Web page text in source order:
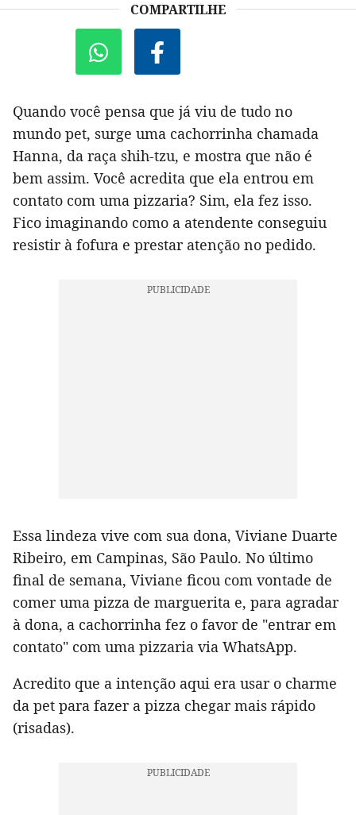
COMPARTILHE
Quando você pensa que já viu de tudo no
mundo pet, surge uma cachorrinha chamada
Hanna, da raça shih-tzu, e mostra que não é
bem assim. Você acredita que ela entrou em
contato com uma pizzaria? Sim, ela fez isso.
Fico imaginando como a atendente conseguiu
resistir à fofura e prestar atenção no pedido.
Essa lindeza vive com sua dona, Viviane Duarte
Ribeiro, em Campinas, São Paulo. No último
final de semana, Viviane ficou com vontade de
comer uma pizza de marguerita e, para agradar
à dona, a cachorrinha fez o favor de "entrar em
contato" com uma pizzaria via WhatsApp.
Acredito que a intenção aqui era usar o charme
da pet para fazer a pizza chegar mais rápido
(risadas).